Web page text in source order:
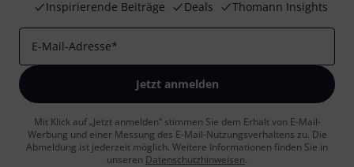
Inspirierende Beiträge
Deals Thomann Insights
E-Mail-Adresse*
Jetzt anmelden
Mit Klick auf „Jetzt anmelden“ stimmen Sie dem Erhalt von E-Mail-
Werbung und einer Messung des E-Mail-Nutzungsverhaltens zu. Die
Abmeldung ist jederzeit möglich. Weitere Informationen finden Sie in
unseren Datenschutzhinweisen.